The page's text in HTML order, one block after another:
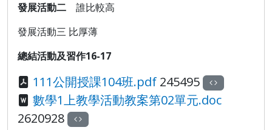
發展活動二 誰比較高
發展活動三 比厚薄
總結活動及習作16-17
111公開授課104班.pdf 245495
數學1上教學活動教案第02單元.doc
2620928